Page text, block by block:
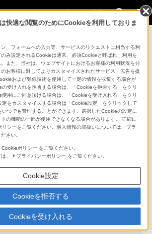
法人のお客様
コンスーマー製品に関するお問い合わせ
製品に関する重要なお知らせ
ョナル／業務用製品に関
・お問い合わせ
務用商品に関するお問い合わせ
ビスは専用窓口がございます。対象の
クしてリンク先の窓口よりお問い合わ
用ディスプレイ・テレビ
人向け]ブラビア
快適な閲覧のためにCookieを利用しておりま
、フォームへの入力等、サービスのリクエストに相当する利
み設定されるCookieは通常、必須Cookieと呼ばれ、利用を
また、当社は、ウェブサイトにおけるお客様の利用状況を分
お客様に対してよりカスタマイズされたサービス・広告を提
および類似技術を使用して一定の情報を収集する場合が
受け入れを拒否する場合は、「Cookieを拒否する」をクリ
用にご同意頂ける場合は、「Cookieを受け入れる」をクリ
をカスタマイズする場合は「Cookie設定」をクリックして
いつでも管理することができます。選択したCookieの設定に
の機能の一部が使用できなくなる場合があります。 詳細に
シーをご覧ください。個人情報の取扱いについては、プラ
さい。
Cookieポリシー をご覧ください。
、
プライバシーポリシー をご覧ください。
Cookie設定
Cookieを拒否する
Cookieを受け入れる